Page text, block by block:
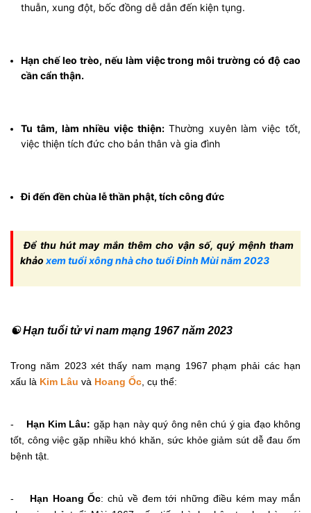
thuẫn, xung đột, bốc đồng dễ dẫn đến kiện tụng.
Hạn chế leo trèo, nếu làm việc trong môi trường có độ cao
cần cẩn thận.
Tu tâm, làm nhiều việc thiện: Thường xuyên làm việc tốt,
việc thiện tích đức cho bản thân và gia đình
Đi đến đền chùa lễ thần phật, tích công đức
Để thu hút may mắn thêm cho vận số, quý mệnh tham
khảo xem tuổi xông nhà cho tuổi Đinh Mùi năm 2023
☯ Hạn tuổi tử vi nam mạng 1967 năm 2023
Trong năm 2023 xét thấy nam mạng 1967 phạm phải các hạn
xấu là Kim Lâu và Hoang Ốc , cụ thể:
- Hạn Kim Lâu: gặp hạn này quý ông nên chú ý gia đạo không
tốt, công việc gặp nhiều khó khăn, sức khỏe giảm sút dễ đau ốm
bệnh tật.
- Hạn Hoang Ốc: chủ về đem tới những điều kém may mắn